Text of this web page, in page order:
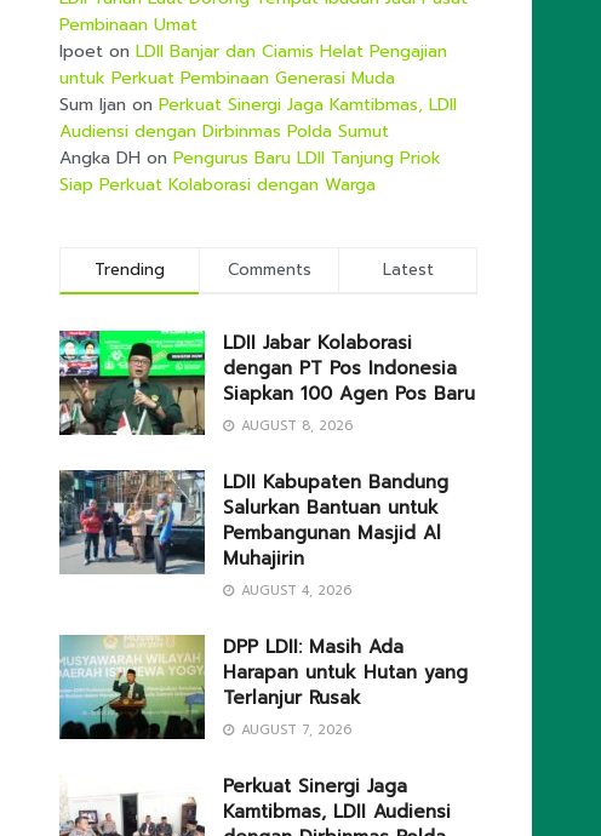
Pembinaan Umat
Ipoet on LDII Banjar dan Ciamis Helat Pengajian
untuk Perkuat Pembinaan Generasi Muda
Sum Ijan on Perkuat Sinergi Jaga Kamtibmas, LDII
Audiensi dengan Dirbinmas Polda Sumut
Angka DH on Pengurus Baru LDII Tanjung Priok
Siap Perkuat Kolaborasi dengan Warga
Trending Comments Latest
LDII Jabar Kolaborasi
dengan PT Pos Indonesia
Siapkan 100 Agen Pos Baru
AUGUST 8, 2026
LDII Kabupaten Bandung
Salurkan Bantuan untuk
Pembangunan Masjid Al
Muhajirin
AUGUST 4, 2026
DPP LDII: Masih Ada
Harapan untuk Hutan yang
Terlanjur Rusak
AUGUST 7, 2026
Perkuat Sinergi Jaga
Kamtibmas, LDII Audiensi